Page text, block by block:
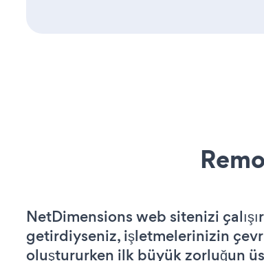
NetDimensions web sitenizi
getirdiyseniz, işletmelerinizin
oluştururken ilk büyük zorluğun